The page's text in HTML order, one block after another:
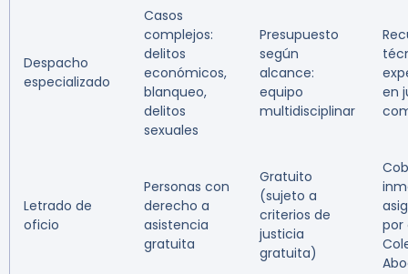
Despacho
especializado
Casos
complejos:
delitos
económicos,
blanqueo,
delitos
sexuales
Presupuesto
según
alcance:
equipo
multidisciplinar
en
Letrado de
oficio
Personas con
derecho a
asistencia
gratuita
Gratuito
(sujeto a
criterios de
justicia
gratuita)
por